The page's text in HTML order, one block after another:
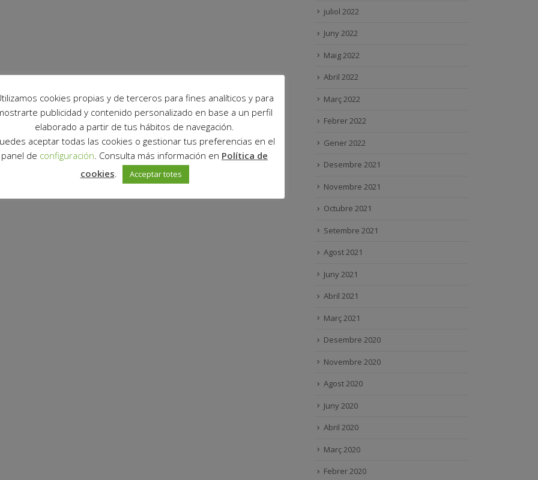
juliol 2022
Juny 2022
Maig 2022
Abril 2022
Març 2022
Febrer 2022
Gener 2022
Desembre 2021
Novembre 2021
Octubre 2021
Setembre 2021
Agost 2021
Juny 2021
Abril 2021
Març 2021
Desembre 2020
Novembre 2020
Agost 2020
Juny 2020
Abril 2020
Març 2020
Febrer 2020
cookies propias y de terceros para fines analíticos y para
publicidad y contenido personalizado en base a un perfil
elaborado a partir de tus hábitos de navegación.
aceptar todas las cookies o gestionar tus preferencias en el
panel de configuración . Consulta más información en Política de
cookies
Acceptar totes